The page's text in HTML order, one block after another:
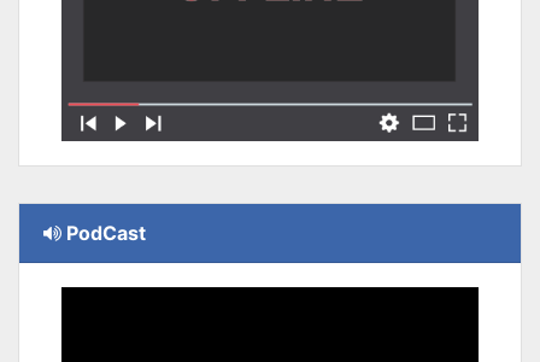
PodCast